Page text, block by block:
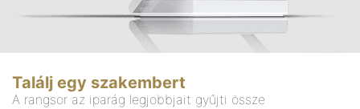
Találj egy szakembert
A rangsor az iparág legjobbjait gyűjti össze